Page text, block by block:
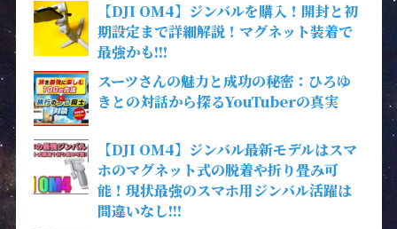
【DJI OM4】ジンバルを購入！開封と初
期設定まで詳細解説！マグネット装着で
最強かも!!!
スーツさんの魅力と成功の秘密：ひろゆ
きとの対話から探るYouTuberの真実
【DJI OM4】ジンバル最新モデルはスマ
ホのマグネット式の脱着や折り畳み可
能！現状最強のスマホ用ジンバル活躍は
間違いなし!!!